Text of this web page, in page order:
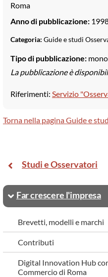
Roma
Anno di pubblicazione:
Categoria: Guide e studi
Tipo di pubblicazione:
La pubblicazione è
Riferimenti: Servizio
Torna nella pagina Guide e
Studi e Osservatori
Far crescere l'impresa
Brevetti, modelli e marchi
Contributi
Digital Innovation Hub
Commercio di Roma